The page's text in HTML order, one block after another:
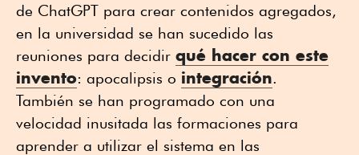
de ChatGPT para crear contenidos agregados,
en la universidad se han sucedido las
reuniones para decidir qué hacer con este
invento: apocalipsis o integración.
También se han programado con una
velocidad inusitada las formaciones para
aprender a utilizar el sistema en las